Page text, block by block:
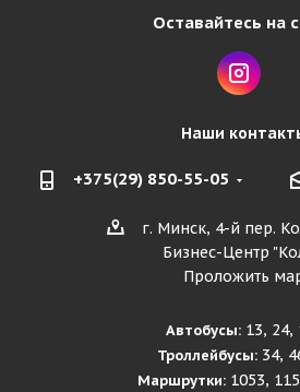
Оставайтесь на
Наши
+375(29) 850-55-05
г. Минск, 4-й пер.
Бизнес-Центр
Проложить
Автобусы:13, 24,
Троллейбусы: 34,
Маршрутки:1053,